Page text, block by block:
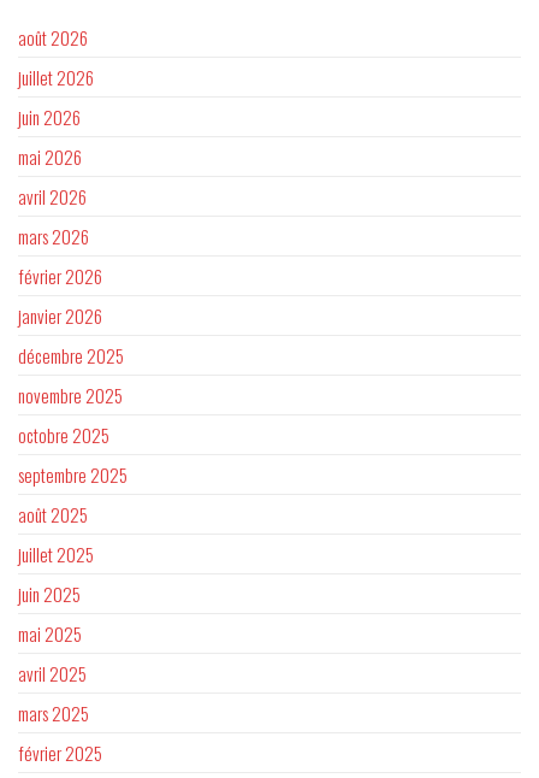
août 2026
juillet 2026
juin 2026
mai 2026
avril 2026
mars 2026
février 2026
janvier 2026
décembre 2025
novembre 2025
octobre 2025
septembre 2025
août 2025
juillet 2025
juin 2025
mai 2025
avril 2025
mars 2025
février 2025